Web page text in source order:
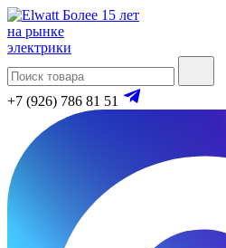
Более 15 лет
на рынке
электрики
+7 (926) 786 81 51